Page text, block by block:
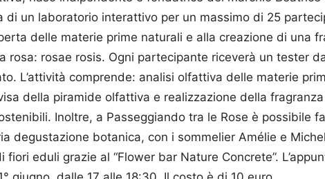
di un laboratorio interattivo per un massimo di 25
delle materie prime naturali e alla creazione di una
rosa: rosae rosis. Ogni partecipante riceverà un tester
L’attività comprende: analisi olfattiva delle materie
della piramide olfattiva e realizzazione della
Inoltre, a Passeggiando tra le Rose è possibile
degustazione botanica, con i sommelier Amélie e
fiori eduli grazie al “Flower bar Nature Concrete”.